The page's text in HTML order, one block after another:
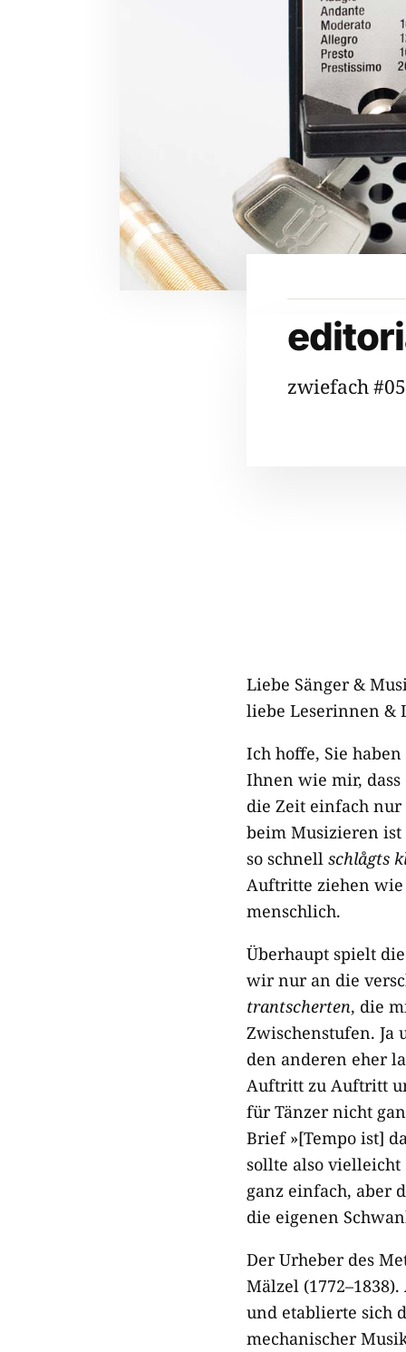
zwiefach
Liebe Sänger &
liebe Leserinnen &
Ich hoffe, Sie
Ihnen wie mir,
die Zeit einfach nur
beim Musizieren ist
so schnell schlågts
Auftritte ziehen wie
menschlich.
Überhaupt spielt
wir nur an die
trantscherten, die
Zwischenstufen.
den anderen eher
Auftritt zu Auftritt
für Tänzer nicht
Brief »[Tempo ist]
sollte also
ganz einfach, aber
die eigenen
Der Urheber des
Mälzel
und etablierte sich
mechanischer